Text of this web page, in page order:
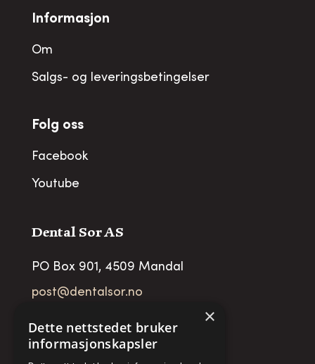
Informasjon
Om
Salgs- og leveringsbetingelser
Folg oss
Facebook
Youtube
Dental Sor AS
PO Box 901, 4509 Mandal
post@dentalsor.no
Telefon: +47 38 27 88 88
×
Dette nettstedet bruker
informasjonskapsler